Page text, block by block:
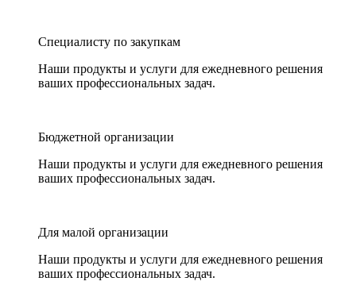
Специалисту по закупкам
Наши продукты и услуги для ежедневного решения
ваших профессиональных задач.
Бюджетной организации
Наши продукты и услуги для ежедневного решения
ваших профессиональных задач.
Для малой организации
Наши продукты и услуги для ежедневного решения
ваших профессиональных задач.